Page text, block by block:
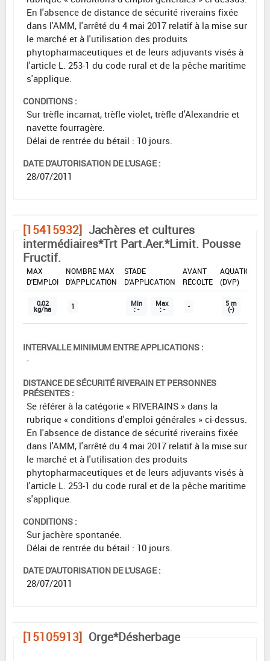
En l'absence de distance de sécurité riverains fixée
dans l'AMM, l'arrêté du 4 mai 2017 relatif à la mise sur
le marché et à l'utilisation des produits
phytopharmaceutiques et de leurs adjuvants visés à
l'article L. 253-1 du code rural et de la pêche maritime
s'applique.
CONDITIONS :
Sur trèfle incarnat, trèfle violet, trèfle d'Alexandrie et
navette fourragère.
Délai de rentrée du bétail : 10 jours.
DATE D'AUTORISATION DE L'USAGE :
28/07/2011
[15415932] Jachères et cultures
intermédiaires*Trt Part.Aer.*Limit. Pousse
Fructif.
DOSE
MAX
D'EMPLOI
NOMBRE MAX
D'APPLICATION
STADE
D'APPLICATION
AVANT
RÉCOLTE
AQUATIQUE
(DVP)
0,02
kg/ha 1 Min
: -
Max
: - - 5 m
(-)
INTERVALLE MINIMUM ENTRE APPLICATIONS :
-
DISTANCE DE SÉCURITÉ RIVERAIN ET PERSONNES
PRÉSENTES :
Se référer à la catégorie « RIVERAINS » dans la
rubrique « conditions d'emploi générales » ci-dessus.
En l'absence de distance de sécurité riverains fixée
dans l'AMM, l'arrêté du 4 mai 2017 relatif à la mise sur
le marché et à l'utilisation des produits
phytopharmaceutiques et de leurs adjuvants visés à
l'article L. 253-1 du code rural et de la pêche maritime
s'applique.
CONDITIONS :
Sur jachère spontanée.
Délai de rentrée du bétail : 10 jours.
DATE D'AUTORISATION DE L'USAGE :
28/07/2011
[15105913] Orge*Désherbage